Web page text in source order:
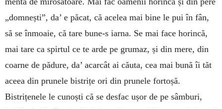
„domnești”, da’ e păcat, că acelea mai bine le pui în fân,
să se înmoaie, că tare bune-s iarna. Se mai face horincă,
mai tare ca spirtul ce te arde pe grumaz, și din mere, din
coarne de pădure, da’ acarcât ai căuta, cea mai bună îi tăt
aceea din prunele bistrițe ori din prunele fortoșă.
Bistrițenele le cunoști că se desfac ușor de pe sâmburi,